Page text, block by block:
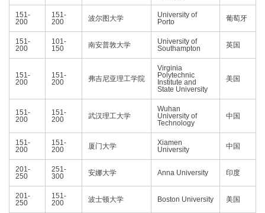
151-
200
151-
200
波尔图大学
University of
Porto
葡萄牙
151-
200
101-
150
南安普敦大学
University of
Southampton
英国
151-
200
151-
200
弗吉尼亚理工学院
Virginia
Polytechnic
Institute and
State University
美国
151-
200
151-
200
武汉理工大学
Wuhan
University of
Technology
中国
151-
200
151-
200
厦门大学
Xiamen
University
中国
201-
250
251-
300
安娜大学 Anna University 印度
201-
250
151-
200
波士顿大学 Boston University 美国